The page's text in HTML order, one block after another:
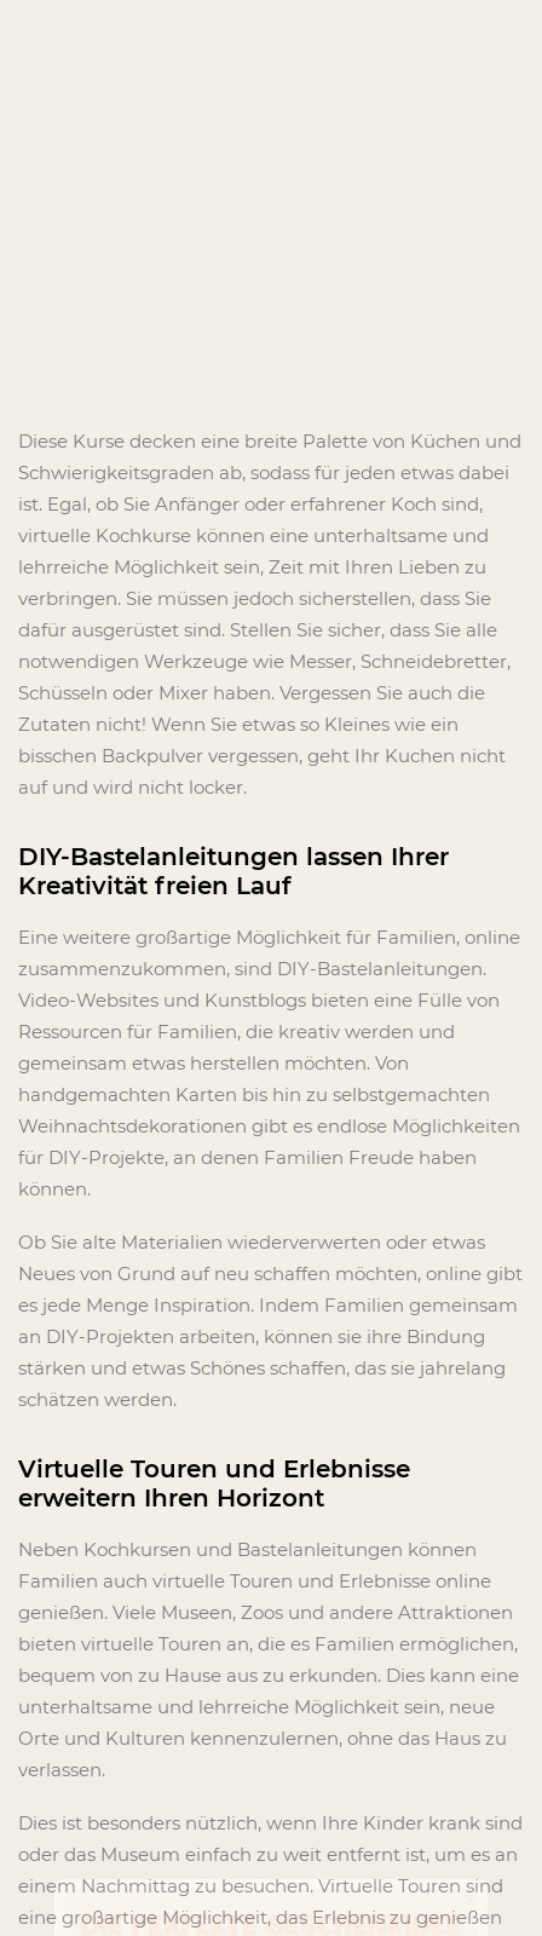
x
Diese Kurse decken eine breite Palette von Küchen und
Schwierigkeitsgraden ab, sodass für jeden etwas dabei
ist. Egal, ob Sie Anfänger oder erfahrener Koch sind,
virtuelle Kochkurse können eine unterhaltsame und
lehrreiche Möglichkeit sein, Zeit mit Ihren Lieben zu
verbringen. Sie müssen jedoch sicherstellen, dass Sie
dafür ausgerüstet sind. Stellen Sie sicher, dass Sie alle
notwendigen Werkzeuge wie Messer, Schneidebretter,
Schüsseln oder Mixer haben. Vergessen Sie auch die
Zutaten nicht! Wenn Sie etwas so Kleines wie ein
bisschen Backpulver vergessen, geht Ihr Kuchen nicht
auf und wird nicht locker.
DIY-Bastelanleitungen lassen Ihrer
Kreativität freien Lauf
Eine weitere großartige Möglichkeit für Familien, online
zusammenzukommen, sind DIY-Bastelanleitungen.
Video-Websites und Kunstblogs bieten eine Fülle von
Ressourcen für Familien, die kreativ werden und
gemeinsam etwas herstellen möchten. Von
handgemachten Karten bis hin zu selbstgemachten
Weihnachtsdekorationen gibt es endlose Möglichkeiten
für DIY-Projekte, an denen Familien Freude haben
können.
Ob Sie alte Materialien wiederverwerten oder etwas
Neues von Grund auf neu schaffen möchten, online gibt
es jede Menge Inspiration. Indem Familien gemeinsam
an DIY-Projekten arbeiten, können sie ihre Bindung
stärken und etwas Schönes schaffen, das sie jahrelang
schätzen werden.
Virtuelle Touren und Erlebnisse
erweitern Ihren Horizont
Neben Kochkursen und Bastelanleitungen können
Familien auch virtuelle Touren und Erlebnisse online
genießen. Viele Museen, Zoos und andere Attraktionen
bieten virtuelle Touren an, die es Familien ermöglichen,
bequem von zu Hause aus zu erkunden. Dies kann eine
unterhaltsame und lehrreiche Möglichkeit sein, neue
Orte und Kulturen kennenzulernen, ohne das Haus zu
verlassen.
Dies ist besonders nützlich, wenn Ihre Kinder krank sind
oder das Museum einfach zu weit entfernt ist, um es an
einem Nachmittag zu besuchen. Virtuelle Touren sind
eine großartige Möglichkeit, das Erlebnis zu genießen